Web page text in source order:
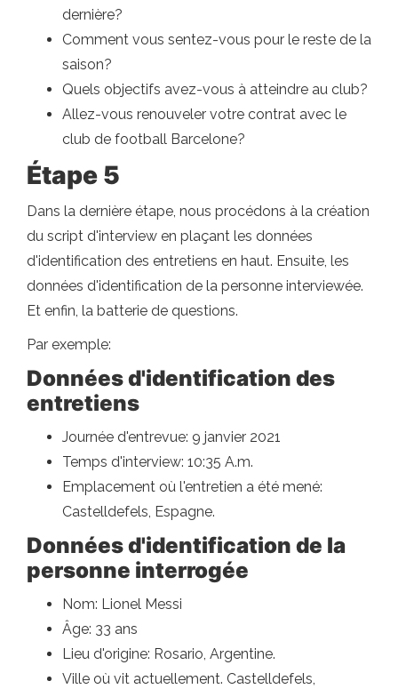
dernière?
Comment vous sentez-vous pour le reste de la
saison?
Quels objectifs avez-vous à atteindre au club?
Allez-vous renouveler votre contrat avec le
club de football Barcelone?
Étape 5
Dans la dernière étape, nous procédons à la création
du script d'interview en plaçant les données
d'identification des entretiens en haut. Ensuite, les
données d'identification de la personne interviewée.
Et enfin, la batterie de questions.
Par exemple:
Données d'identification des
entretiens
Journée d'entrevue: 9 janvier 2021
Temps d'interview: 10:35 A.m.
Emplacement où l'entretien a été mené:
Castelldefels, Espagne.
Données d'identification de la
personne interrogée
Nom: Lionel Messi
Âge: 33 ans
Lieu d'origine: Rosario, Argentine.
Ville où vit actuellement. Castelldefels,